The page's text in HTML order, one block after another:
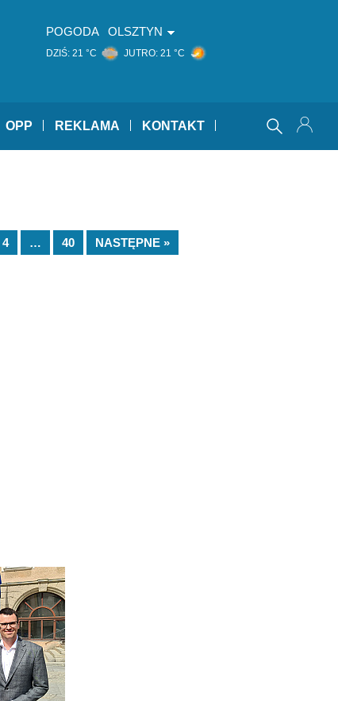
POGODA OLSZTYN
DZIŚ: 21 °C JUTRO: 21 °C
OPP REKLAMA KONTAKT
4 … 40 NASTĘPNE »